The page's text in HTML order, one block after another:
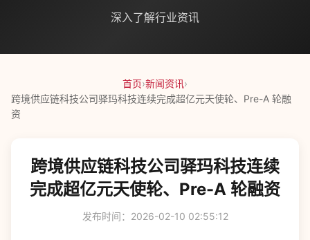
深入了解行业资讯
首页›新闻资讯›
跨境供应链科技公司驿玛科技连续完成超亿元天使轮、Pre-A 轮融
资
跨境供应链科技公司驿玛科技连续
完成超亿元天使轮、Pre-A 轮融资
发布时间：2026-02-10 02:55:12